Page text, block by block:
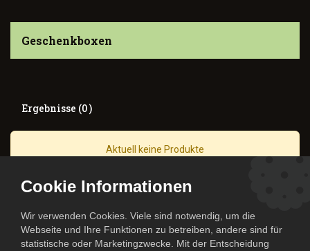
Geschenkboxen
Ergebnisse (0 )
Aktuell keine Produkte
Cookie Informationen
Wir verwenden Cookies. Viele sind notwendig, um die
Webseite und Ihre Funktionen zu betreiben, andere sind für
statistische oder Marketingzwecke. Mit der Entscheidung